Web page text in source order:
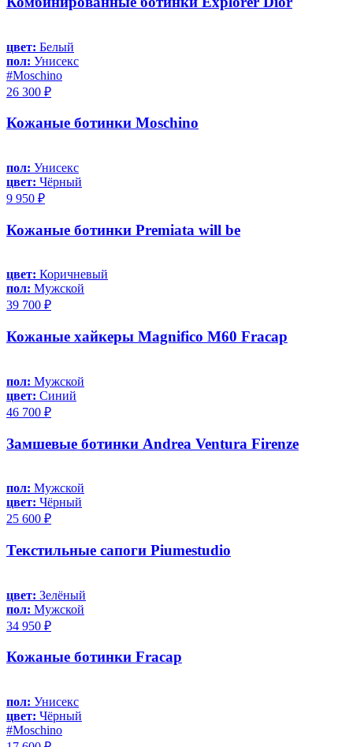
цвет: Белый
пол: Унисекс
#Moschino
26 300 ₽
Кожаные ботинки Moschino
пол: Унисекс
цвет: Чёрный
9 950 ₽
Кожаные ботинки Premiata will be
цвет: Коричневый
пол: Мужской
39 700 ₽
Кожаные хайкеры Magnifico M60 Fracap
пол: Мужской
цвет: Синий
46 700 ₽
Замшевые ботинки Andrea Ventura Firenze
пол: Мужской
цвет: Чёрный
25 600 ₽
Текстильные сапоги Piumestudio
цвет: Зелёный
пол: Мужской
34 950 ₽
Кожаные ботинки Fracap
пол: Унисекс
цвет: Чёрный
#Moschino